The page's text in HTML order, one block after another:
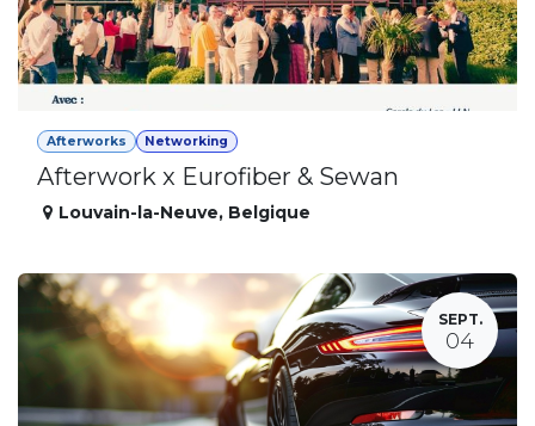
Afterworks Networking
Afterwork x Eurofiber & Sewan
Louvain-la-Neuve, Belgique
SEPT.
04